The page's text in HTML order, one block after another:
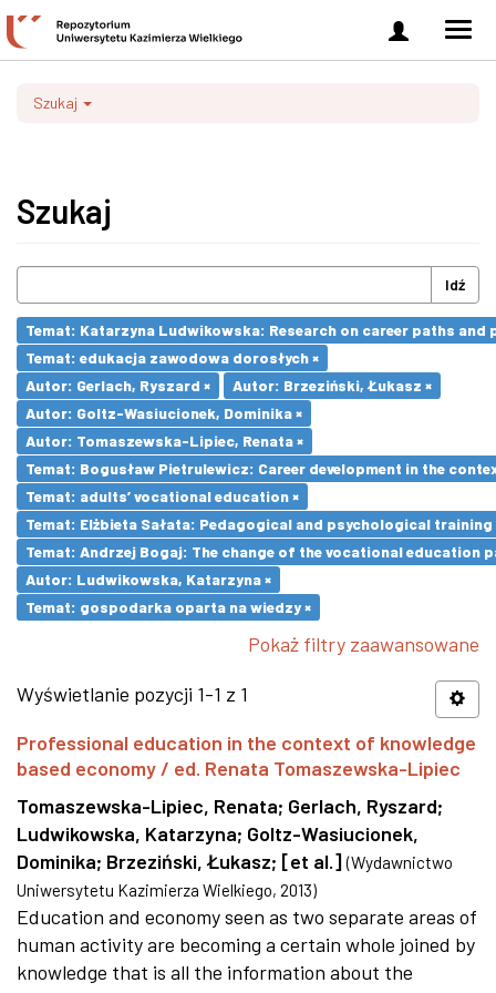
Zaloguj
się
Szukaj
Szukaj
Idź
Temat: Katarzyna Ludwikowska: Research on career paths
Temat: edukacja zawodowa dorosłych ×
Autor: Gerlach, Ryszard ×
Autor: Brzeziński, Łukasz ×
Autor: Goltz-Wasiucionek, Dominika ×
Autor: Tomaszewska-Lipiec, Renata ×
Temat: Bogusław Pietrulewicz: Career development in the
Temat: adults’ vocational education ×
Temat: Elżbieta Sałata: Pedagogical and psychological
Temat: Andrzej Bogaj: The change of the vocational education
Autor: Ludwikowska, Katarzyna ×
Temat: gospodarka oparta na wiedzy ×
Pokaż filtry zaawansowane
Wyświetlanie pozycji 1-1 z 1
Professional education in the context of knowledge
based economy / ed. Renata Tomaszewska-Lipiec
Tomaszewska-Lipiec, Renata; Gerlach, Ryszard;
Ludwikowska, Katarzyna; Goltz-Wasiucionek,
Dominika; Brzeziński, Łukasz; [et al.] (Wydawnictwo
Uniwersytetu Kazimierza Wielkiego, 2013)
Education and economy seen as two separate areas of
human activity are becoming a certain whole joined by
knowledge that is all the information about the